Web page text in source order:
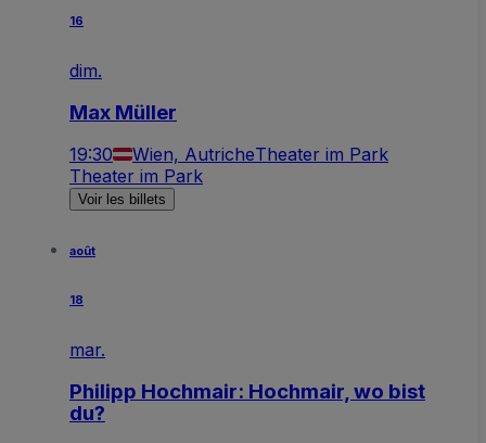
16
dim.
Max Müller
19:30 Wien, AutricheTheater im Park
Theater im Park
Voir les billets
août
18
mar.
Philipp Hochmair: Hochmair, wo bist
du?